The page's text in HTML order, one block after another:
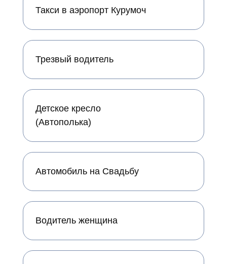
Такси в аэропорт Курумоч
Трезвый водитель
Детское кресло
(Автополька)
Автомобиль на Свадьбу
Водитель женщина